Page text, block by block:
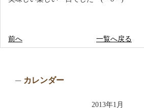
前へ 一覧へ戻る
カレンダー
2013年1月